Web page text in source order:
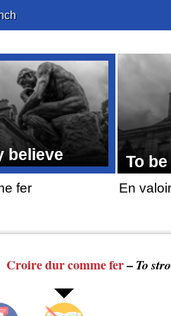
believe
fer
To
En
Croiredur comme fer– To